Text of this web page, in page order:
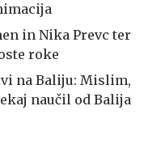
in Nika Prevc ter
roke
na Baliju: Mislim,
naučil od Balija